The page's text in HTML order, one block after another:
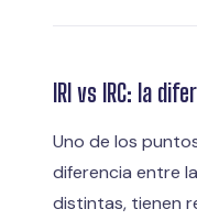
IRI vs IRC: la
Uno de los
diferencia entre
distintas, tienen